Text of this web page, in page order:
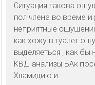
Ситуация такова
пол члена во време
неприятные
как хожу в туалет
выделяеться , как бы
КВД анализы БАк
Хламидию и